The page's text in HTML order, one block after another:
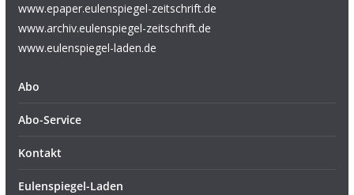
www.epaper.eulenspiegel-zeitschrift.de
www.archiv.eulenspiegel-zeitschrift.de
www.eulenspiegel-laden.de
Abo
Abo-Service
Kontakt
Eulenspiegel-Laden